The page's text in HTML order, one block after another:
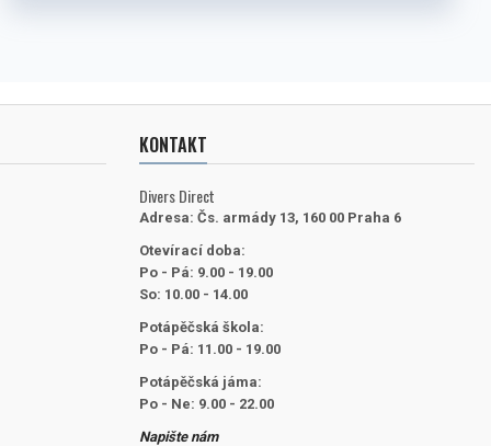
KONTAKT
Divers Direct
Adresa: Čs. armády 13, 160 00 Praha 6
Otevírací doba:
Po - Pá: 9.00 - 19.00
So: 10.00 - 14.00
Potápěčská škola:
Po - Pá: 11.00 - 19.00
Potápěčská jáma:
Po - Ne: 9.00 - 22.00
Napište nám